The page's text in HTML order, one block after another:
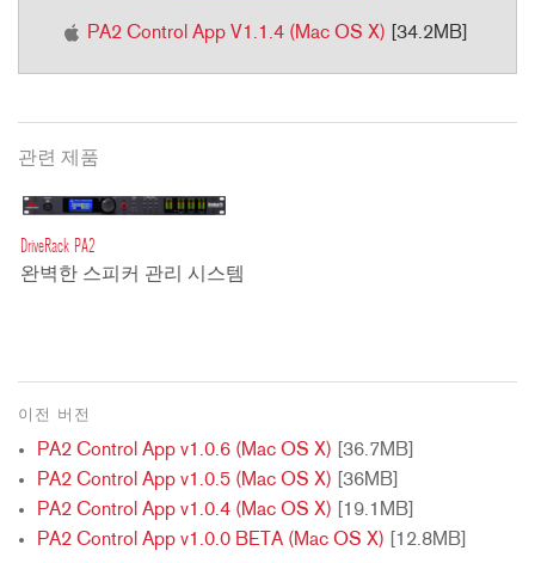
PA2 Control App V1.1.4 (Mac OS X) [34.2MB]
관련 제품
DriveRack PA2
완벽한 스피커 관리 시스템
이전 버전
PA2 Control App v1.0.6 (Mac OS X) [36.7MB]
PA2 Control App v1.0.5 (Mac OS X) [36MB]
PA2 Control App v1.0.4 (Mac OS X) [19.1MB]
PA2 Control App v1.0.0 BETA (Mac OS X) [12.8MB]